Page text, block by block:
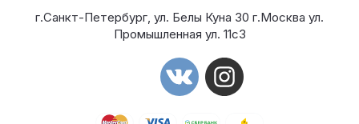
г.Санкт-Петербург, ул. Белы Куна 30 г.Москва ул.
Промышленная ул. 11с3